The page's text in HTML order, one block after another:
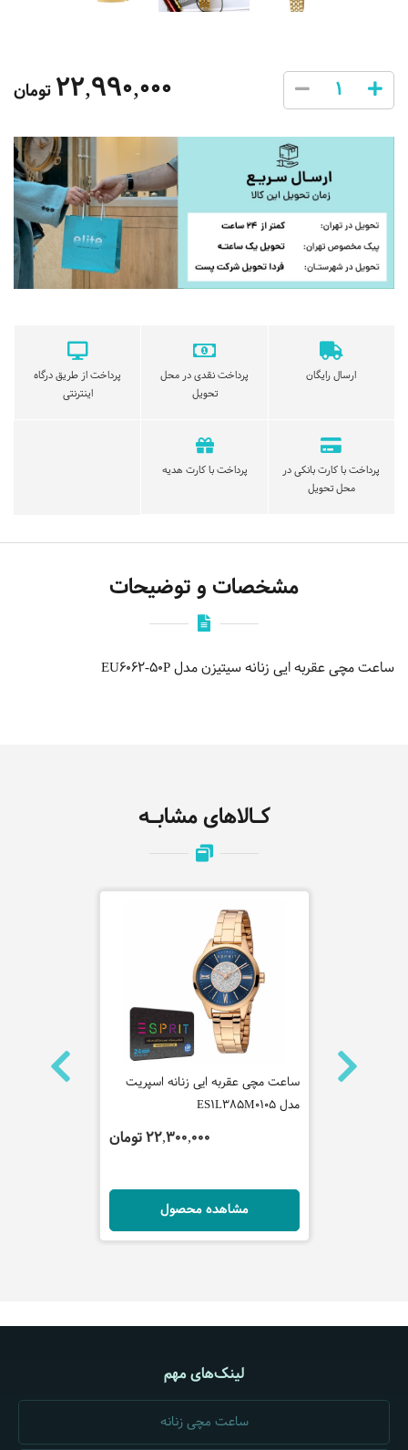
22,990,000تومان
ارسال رایگان
پرداخت نقدی در محل
تحویل
پرداخت از طریق درگاه
اینترنتی
پرداخت با کارت بانکی در
محل تحویل
پرداخت با کارت هدیه
مشخصات و توضیحات
ساعت مچی عقربه ایی زنانه سیتیزن مدل EU6062-50P
کـالاهای مشابـه
ساعت مچی
ساعت مچی عقربه ایی زنانه اسپریت
مدل ES1L385M0105
22,300,000 تومان
مشاهده محصول
لینک‌های مهم
ساعت مچی زنانه